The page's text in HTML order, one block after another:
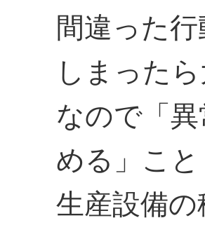
間違った
しまった
なので「
める」こと
生産設備